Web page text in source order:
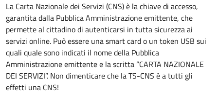
La Carta Nazionale dei Servizi (CNS) è la chiave di accesso,
garantita dalla Pubblica Amministrazione emittente, che
permette al cittadino di autenticarsi in tutta sicurezza ai
servizi online. Può essere una smart card o un token USB sui
quali quale sono indicati il nome della Pubblica
Amministrazione emittente e la scritta “CARTA NAZIONALE
DEI SERVIZI”. Non dimenticare che la TS-CNS è a tutti gli
effetti una CNS!